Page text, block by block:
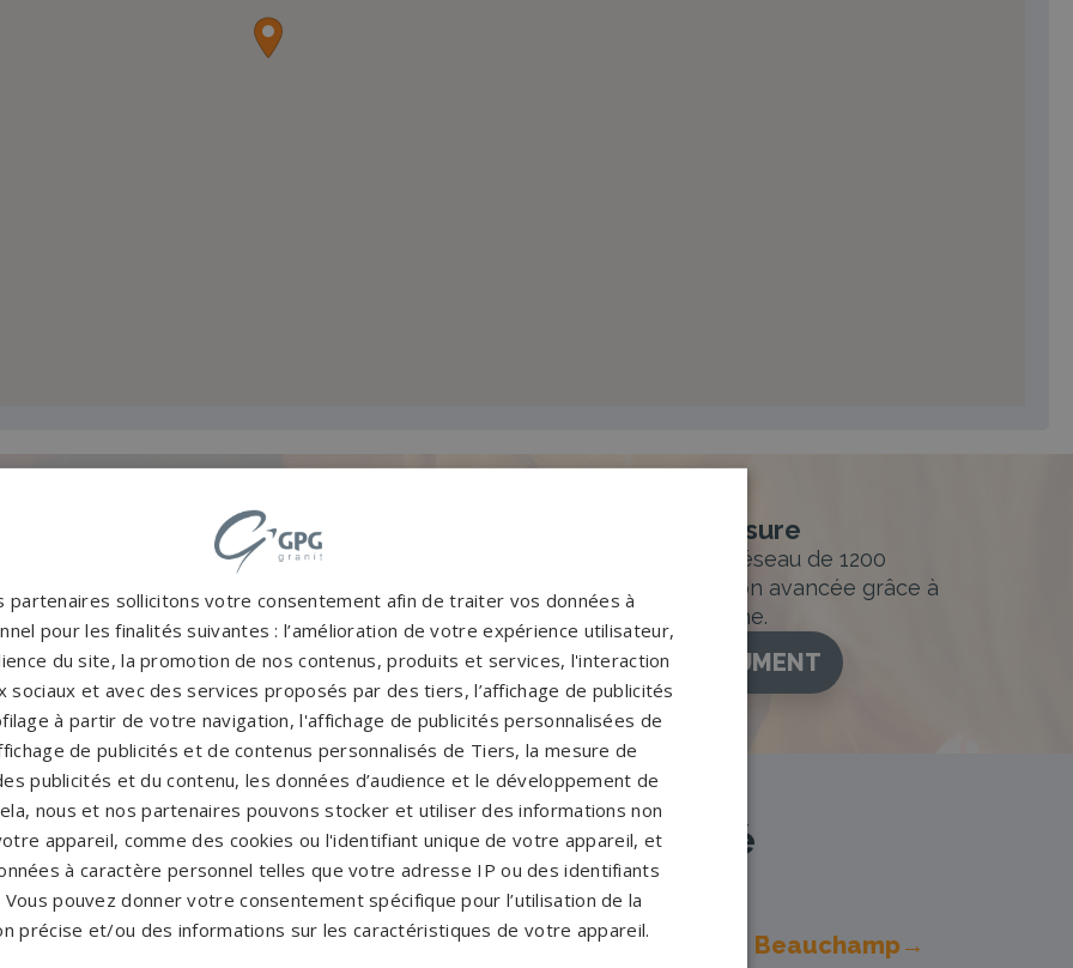
et originales
tombales en granit de
à personnaliser.
Accompagnement sur-mesure
Un accompagnement sur mesure et un réseau de 1200
partenaires partout en France. Personnalisation avancée grâce à
notre configurateur 3D en ligne.
PERSONNALISEZ VOTRE MONUMENT
et marbriers partenaires à proximité
Pompes funèbres - Arnouville-les-
Pompes funèbres - Beauchamp→
partenaires sollicitons votre consentement afin de traiter vos données à
pour les finalités suivantes : l’amélioration de votre expérience utilisateur,
du site, la promotion de nos contenus, produits et services, l'interaction
sociaux et avec des services proposés par des tiers, l’affichage de publicités
à partir de votre navigation, l'affichage de publicités personnalisées de
de publicités et de contenus personnalisés de Tiers, la mesure de
publicités et du contenu, les données d’audience et le développement de
nous et nos partenaires pouvons stocker et utiliser des informations non
appareil, comme des cookies ou l'identifiant unique de votre appareil, et
à caractère personnel telles que votre adresse IP ou des identifiants
pouvez donner votre consentement spécifique pour l’utilisation de la
précise et/ou des informations sur les caractéristiques de votre appareil.